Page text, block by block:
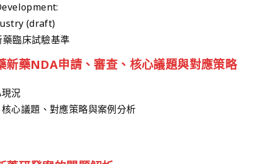
(draft)
臨床試驗基準
新藥NDA申請、審查、核心議題與對應策略
況
心議題、對應策略與案例分析